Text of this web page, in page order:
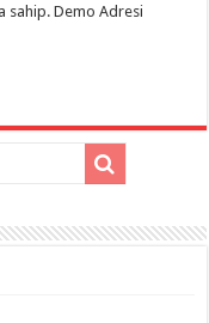
sahip. Demo Adresi